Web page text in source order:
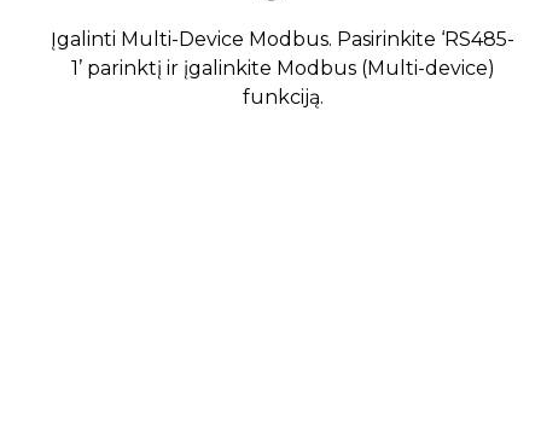
Įgalinti Multi-Device Modbus. Pasirinkite ‘RS485-
1’ parinktį ir įgalinkite Modbus (Multi-device)
funkciją.